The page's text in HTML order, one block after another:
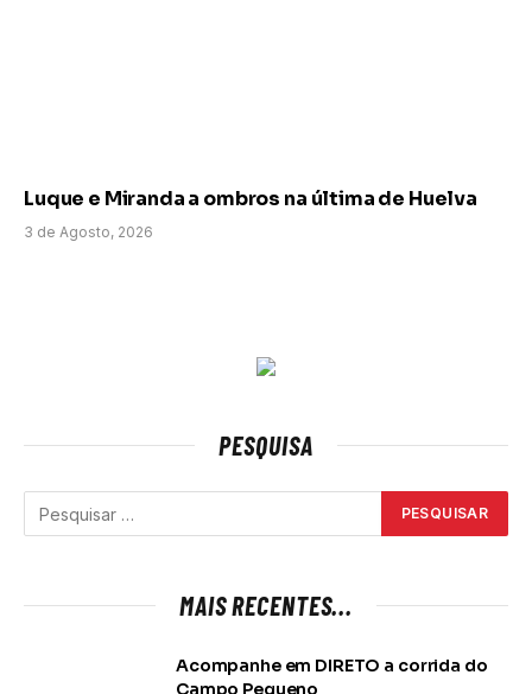
Luque e Miranda a ombros na última de Huelva
3 de Agosto, 2026
PESQUISA
MAIS RECENTES...
Acompanhe em DIRETO a corrida do
Campo Pequeno